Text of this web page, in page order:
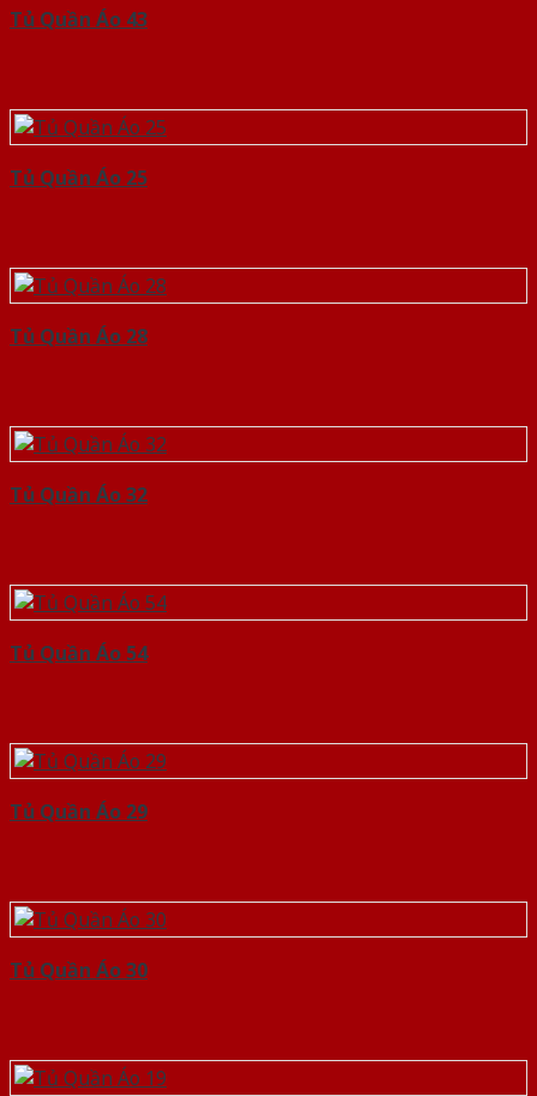
Tủ Quần Áo 43
Tủ Quần Áo 25
Tủ Quần Áo 28
Tủ Quần Áo 32
Tủ Quần Áo 54
Tủ Quần Áo 29
Tủ Quần Áo 30